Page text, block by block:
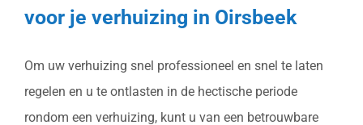
voor je verhuizing in Oirsbeek
Om uw verhuizing snel professioneel en snel te laten
regelen en u te ontlasten in de hectische periode
rondom een verhuizing, kunt u van een betrouwbare